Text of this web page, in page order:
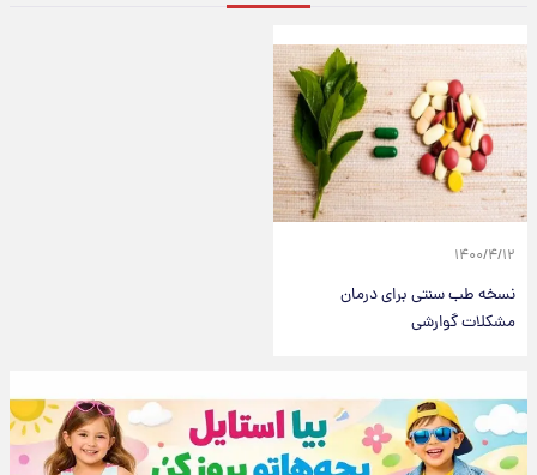
۱۴۰۰/۴/۱۲
نسخه طب سنتی برای درمان
مشکلات گوارشی